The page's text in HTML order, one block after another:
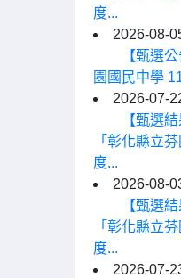
度...
2026-08-
【甄選
園國民中學
2026-07-
【甄選
「彰化縣立
度...
2026-08-
【甄選
「彰化縣立
度...
2026-07-